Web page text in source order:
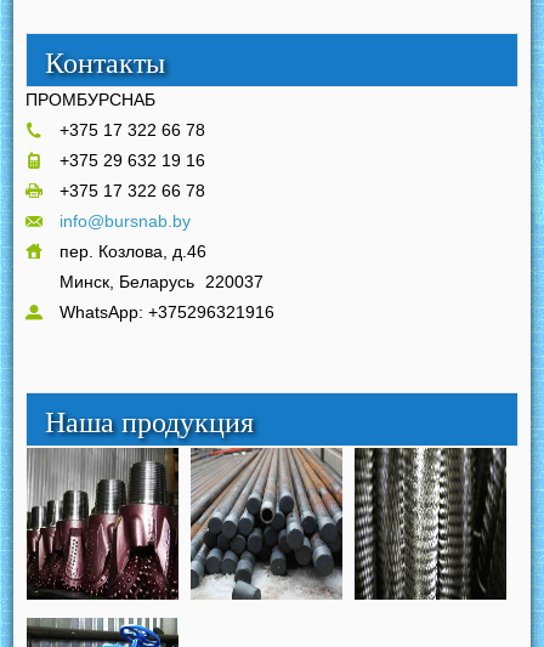
Контакты
ПРОМБУРСНАБ
+375 17 322 66 78
+375 29 632 19 16
+375 17 322 66 78
info@bursnab.by
пер. Козлова, д.46
Минск, Беларусь 220037
WhatsApp: +375296321916
Наша продукция